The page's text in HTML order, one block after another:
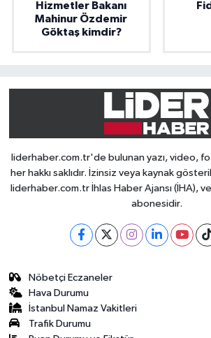
Hizmetler Bakanı
Mahinur Özdemir
Göktaş kimdir?
liderhaber.com.tr'de bulunan yazı, video,
her hakkı saklıdır. İzinsiz veya kaynak
liderhaber.com.tr İhlas Haber Ajansı (İHA),
abonesidir.
Nöbetçi Eczaneler
Hava Durumu
İstanbul Namaz Vakitleri
Trafik Durumu